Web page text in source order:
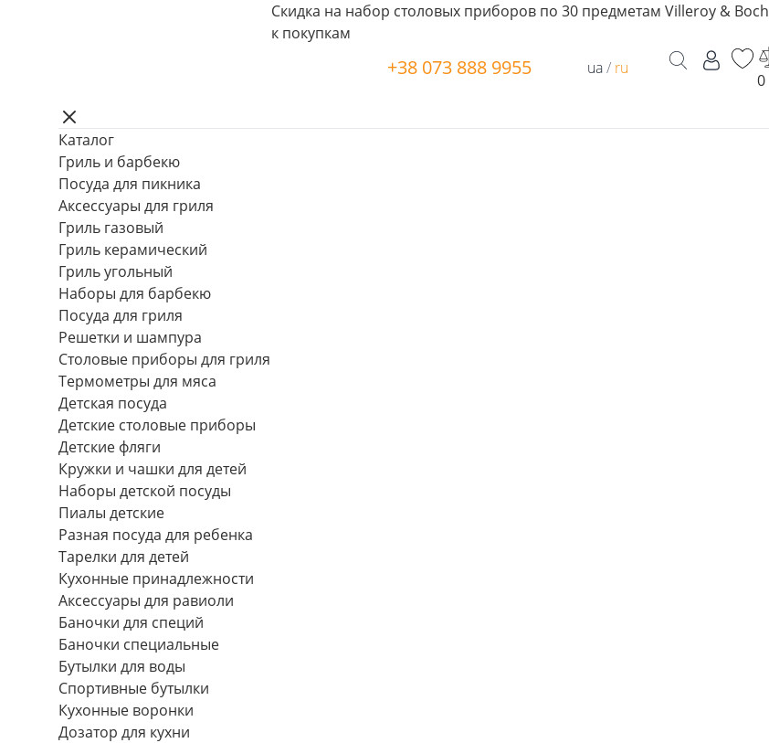
Скидка на набор столовых приборов по 30 предметам Villeroy & Boch
к покупкам
+38 073 888 9955 ua/ ru
0
Каталог
Гриль и барбекю
Посуда для пикника
Аксессуары для гриля
Гриль газовый
Гриль керамический
Гриль угольный
Наборы для барбекю
Посуда для гриля
Решетки и шампура
Столовые приборы для гриля
Термометры для мяса
Детская посуда
Детские столовые приборы
Детские фляги
Кружки и чашки для детей
Наборы детской посуды
Пиалы детские
Разная посуда для ребенка
Тарелки для детей
Кухонные принадлежности
Аксессуары для равиоли
Баночки для специй
Баночки специальные
Бутылки для воды
Спортивные бутылки
Кухонные воронки
Дозатор для кухни